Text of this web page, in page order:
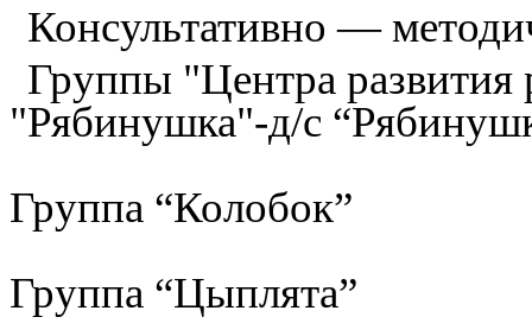
Консультативно —
Группы "Центра развития
"Рябинушка"-д/с
Группа “Колобок”
Группа “Цыплята”